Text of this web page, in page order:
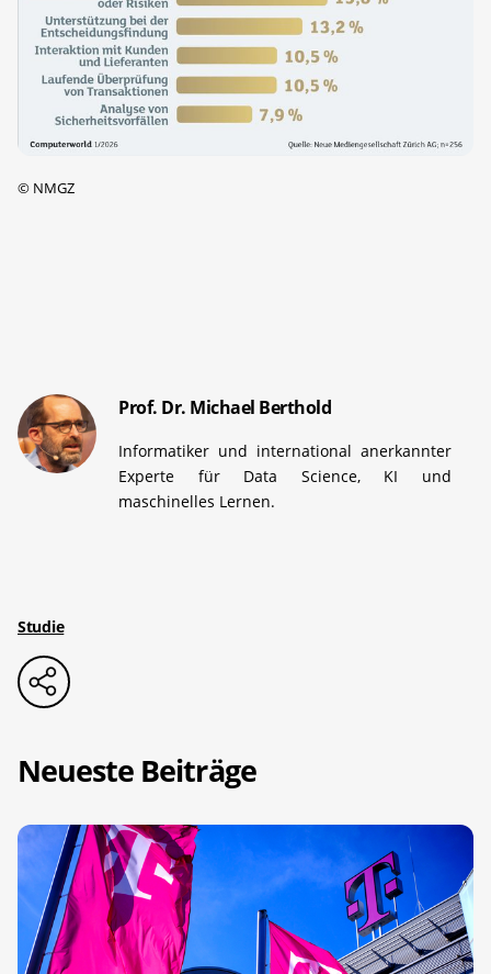
© NMGZ
Prof. Dr. Michael Berthold
Informatiker und international anerkannter
Experte für Data Science, KI und
maschinelles Lernen.
Studie
Neueste Beiträge